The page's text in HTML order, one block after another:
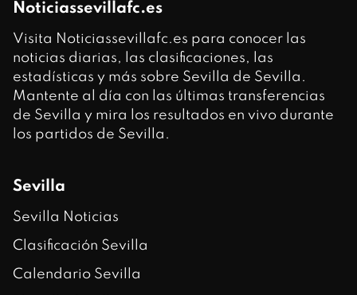
Noticiassevillafc.es
Visita Noticiassevillafc.es para conocer las
noticias diarias, las clasificaciones, las
estadísticas y más sobre Sevilla de Sevilla.
Mantente al día con las últimas transferencias
de Sevilla y mira los resultados en vivo durante
los partidos de Sevilla.
Sevilla
Sevilla Noticias
Clasificación Sevilla
Calendario Sevilla